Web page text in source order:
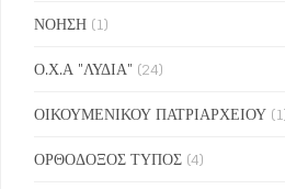
ΝΟΗΣΗ (1)
Ο.Χ.Α "ΛΥΔΙΑ" (24)
ΟΙΚΟΥΜΕΝΙΚΟΥ ΠΑΤΡΙΑΡΧΕΙΟΥ
ΟΡΘΟΔΟΞΟΣ ΤΥΠΟΣ (4)